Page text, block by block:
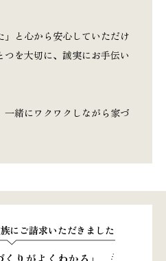
」と心から安心していただけ
を大切に、誠実にお手伝い
緒にワクワクしながら家づ
にご請求いただきました